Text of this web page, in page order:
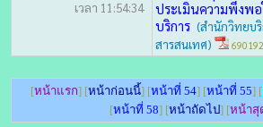
เวลา 11:54:34
ประเมินความพึงพอ
บริการ (สำนักวิทยบริ
สารสนเทศ)
690192
[หน้าแรก] [หน้าก่อนนี้] [หน้าที่ 54] [หน้าที่ 55] [
[หน้าที่ 58] [หน้าถัดไป] [หน้าสุ